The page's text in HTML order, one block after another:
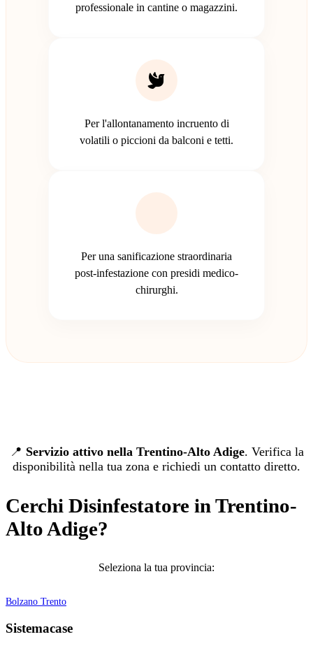
professionale in cantine o magazzini.
Per l'allontanamento incruento di
volatili o piccioni da balconi e tetti.
Per una sanificazione straordinaria
post-infestazione con presidi medico-
chirurghi.
📍 Servizio attivo nella Trentino-Alto Adige. Verifica la
disponibilità nella tua zona e richiedi un contatto diretto.
Cerchi Disinfestatore in Trentino-
Alto Adige?
Seleziona la tua provincia:
Bolzano Trento
Sistemacase